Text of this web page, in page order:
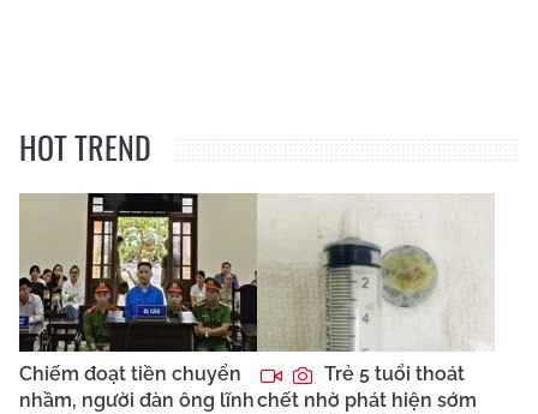
HOT TREND
Chiếm đoạt tiền chuyển
nhầm, người đàn ông lĩnh
Trẻ 5 tuổi thoát
chết nhờ phát hiện sớm